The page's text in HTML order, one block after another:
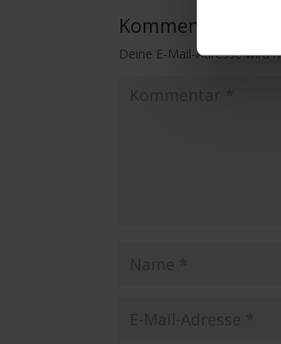
Kommentar
Deine E-Mail-Adresse wird